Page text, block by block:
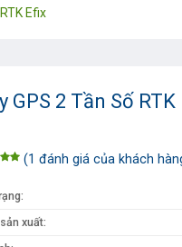
Efix
GPS 2 Tần Số
(1 đánh giá của khách
xuất: